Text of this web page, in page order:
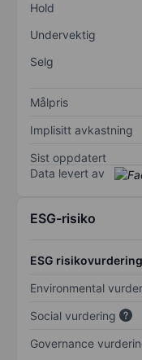
Hold
Undervektig
Selg
Målpris
Implisitt avkastning
Sist oppdatert
Data levert av
ESG-risiko
ESG risikovurdering
Environmental
Social vurdering
Governance